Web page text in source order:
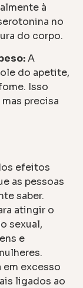
à
no
do corpo.
A
do apetite,
Isso
precisa
efeitos
as pessoas
saber.
atingir o
sexual,
e
excesso
ligados ao